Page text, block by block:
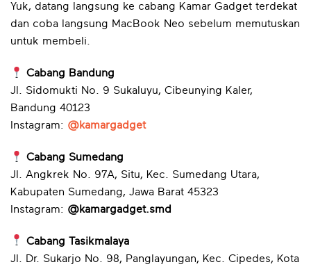
Yuk, datang langsung ke cabang Kamar Gadget terdekat
dan coba langsung MacBook Neo sebelum memutuskan
untuk membeli.
Cabang Bandung
Jl. Sidomukti No. 9 Sukaluyu, Cibeunying Kaler,
Bandung 40123
Instagram: @kamargadget
Cabang Sumedang
Jl. Angkrek No. 97A, Situ, Kec. Sumedang Utara,
Kabupaten Sumedang, Jawa Barat 45323
Instagram: @kamargadget.smd
Cabang Tasikmalaya
Jl. Dr. Sukarjo No. 98, Panglayungan, Kec. Cipedes, Kota